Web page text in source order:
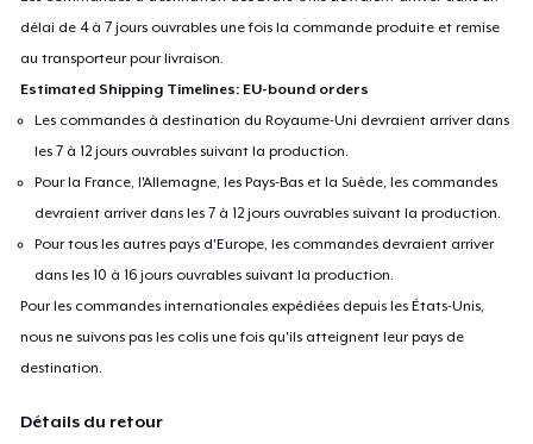
délai de 4 à 7 jours ouvrables une fois la commande produite et remise
au transporteur pour livraison.
Estimated Shipping Timelines: EU-bound orders
Les commandes à destination du Royaume-Uni devraient arriver dans
les 7 à 12 jours ouvrables suivant la production.
Pour la France, l'Allemagne, les Pays-Bas et la Suède, les commandes
devraient arriver dans les 7 à 12 jours ouvrables suivant la production.
Pour tous les autres pays d'Europe, les commandes devraient arriver
dans les 10 à 16 jours ouvrables suivant la production.
Pour les commandes internationales expédiées depuis les États-Unis,
nous ne suivons pas les colis une fois qu'ils atteignent leur pays de
destination.
Détails du retour